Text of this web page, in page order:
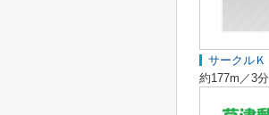
サークルＫ
約177m／3分